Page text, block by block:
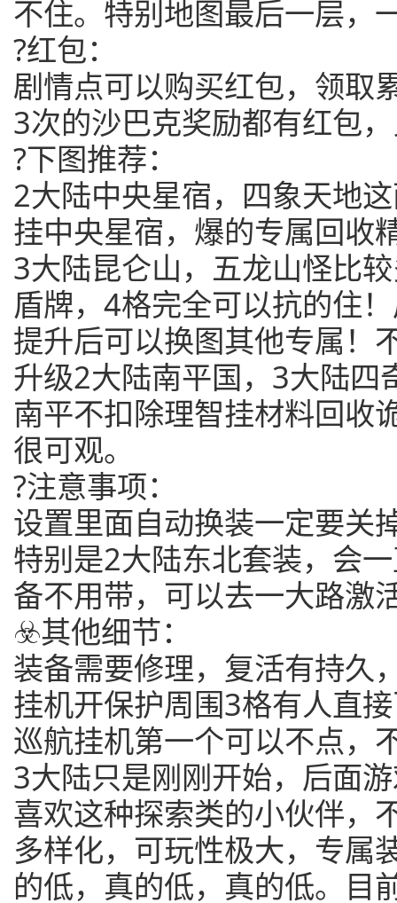
不住。特别地图最后一层，
?红包：
剧情点可以购买红包，领取
3次的沙巴克奖励都有红包
?下图推荐：
2大陆中央星宿，四象天地
挂中央星宿，爆的专属回收
3大陆昆仑山，五龙山怪比
盾牌，4格完全可以抗的住
提升后可以换图其他专属！
升级2大陆南平国，3大陆
南平不扣除理智挂材料回收
很可观。
?注意事项：
设置里面自动换装一定要关
特别是2大陆东北套装，会
备不用带，可以去一大路激
☣️其他细节：
装备需要修理，复活有持久
挂机开保护周围3格有人直
巡航挂机第一个可以不点，
3大陆只是刚刚开始，后面
喜欢这种探索类的小伙伴，
多样化，可玩性极大，专属
的低，真的低，真的低。目